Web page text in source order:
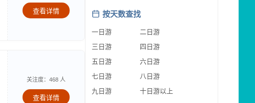
查看详情
关注度：468 人
查看详情
按天数查找
一日游
二日游
三日游
四日游
五日游
六日游
七日游
八日游
九日游
十日游以上